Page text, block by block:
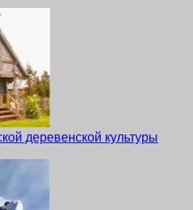
деревенской культуры